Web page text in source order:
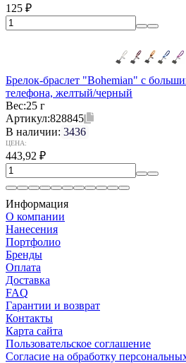
125 ₽
Брелок-браслет "Bohemian" c
телефона, желтый/черный
Вес:25 г
Артикул:828845
В наличии: 3436
ЦЕНА:
443,92 ₽
Информация
О компании
Нанесения
Портфолио
Бренды
Оплата
Доставка
FAQ
Гарантии и возврат
Контакты
Карта сайта
Пользовательское соглашение
Согласие на обработку